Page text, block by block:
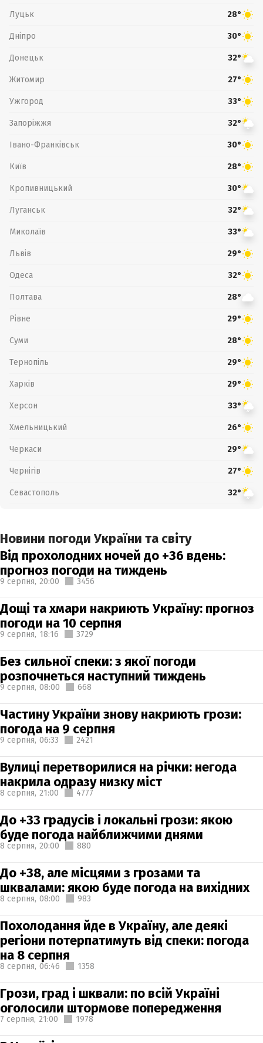
Луцьк 28°
Дніпро 30°
Донецьк 32°
Житомир 27°
Ужгород 33°
Запоріжжя 32°
Івано-Франківськ 30°
Київ 28°
Кропивницький 30°
Луганськ 32°
Миколаїв 33°
Львів 29°
Одеса 32°
Полтава 28°
Рівне 29°
Суми 28°
Тернопіль 29°
Харків 29°
Херсон 33°
Хмельницький 26°
Черкаси 29°
Чернігів 27°
Севастополь 32°
Новини погоди України та світу
Від прохолодних ночей до +36 вдень:
прогноз погоди на тиждень
9 серпня, 20:00 3456
Дощі та хмари накриють Україну: прогноз
погоди на 10 серпня
9 серпня, 18:16 3729
Без сильної спеки: з якої погоди
розпочнеться наступний тиждень
9 серпня, 08:00 668
Частину України знову накриють грози:
погода на 9 серпня
9 серпня, 06:33 2421
Вулиці перетворилися на річки: негода
накрила одразу низку міст
8 серпня, 21:00 4777
До +33 градусів і локальні грози: якою
буде погода найближчими днями
8 серпня, 20:00 880
До +38, але місцями з грозами та
шквалами: якою буде погода на вихідних
8 серпня, 08:00 983
Похолодання йде в Україну, але деякі
регіони потерпатимуть від спеки: погода
на 8 серпня
8 серпня, 06:46 1358
Грози, град і шквали: по всій Україні
оголосили штормове попередження
7 серпня, 21:00 1978